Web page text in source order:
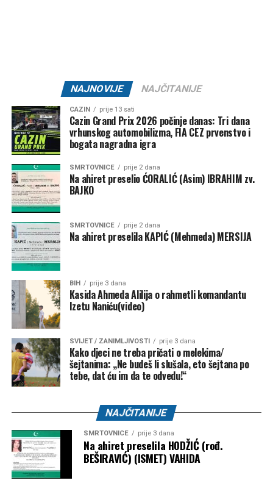
NAJNOVIJE NAJČITANIJE
CAZIN prije 13 sati
Cazin Grand Prix 2026 počinje danas: Tri dana
vrhunskog automobilizma, FIA CEZ prvenstvo i
bogata nagradna igra
SMRTOVNICE prije 2 dana
Na ahiret preselio ĆORALIĆ (Asim) IBRAHIM zv.
BAJKO
SMRTOVNICE prije 2 dana
Na ahiret preselila KAPIĆ (Mehmeda) MERSIJA
BIH prije 3 dana
Kasida Ahmeda Alilija o rahmetli komandantu
Izetu Naniću(video)
SVIJET / ZANIMLJIVOSTI prije 3 dana
Kako djeci ne treba pričati o melekima/
šejtanima: „Ne budeš li slušala, eto šejtana po
tebe, dat ću im da te odvedu!“
NAJČITANIJE
SMRTOVNICE prije 3 dana
Na ahiret preselila HODŽIĆ (rođ.
BEŠIRAVIĆ) (ISMET) VAHIDA